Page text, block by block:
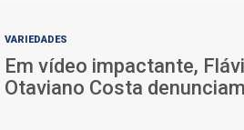
VARIEDADES
Em vídeo impactante,
Otaviano Costa